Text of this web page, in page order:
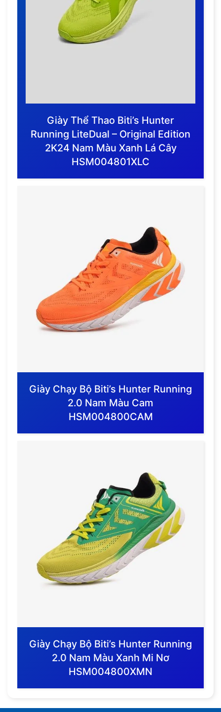
Giày Thể Thao Biti’s Hunter
Running LiteDual – Original Edition
2K24 Nam Màu Xanh Lá Cây
HSM004801XLC
Giày Chạy Bộ Biti’s Hunter Running
2.0 Nam Màu Cam
HSM004800CAM
Giày Chạy Bộ Biti’s Hunter Running
2.0 Nam Màu Xanh Mi Nơ
HSM004800XMN